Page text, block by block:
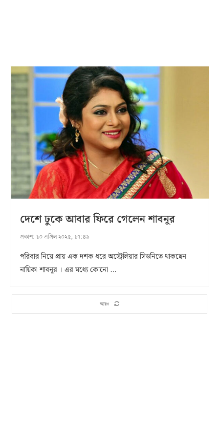
দেশে ঢুকে আবার ফিরে গেলেন শাবনূর
প্রকাশ: ১০ এপ্রিল ২০২৫, ১৭:৪৯
পরিবার নিয়ে প্রায় এক দশক ধরে অস্ট্রেলিয়ার সিডনিতে থাকছেন
নায়িকা শাবনূর । এর মধ্যে কোনো …
আরও